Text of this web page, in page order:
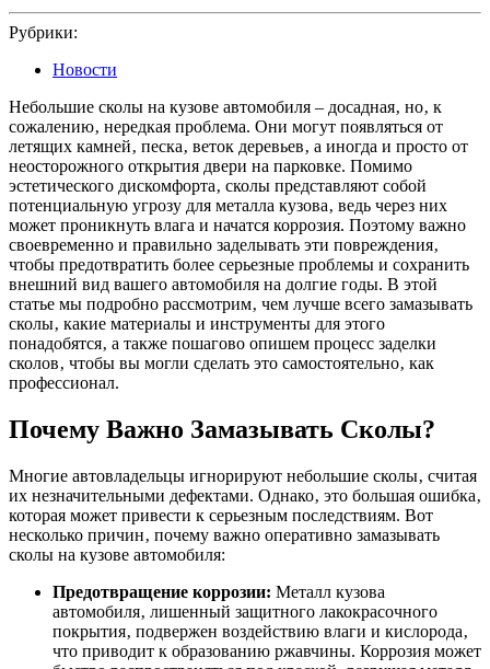
2025
Рубрики:
Новости
Небольшие сколы на кузове автомобиля – досадная‚ но‚ к
сожалению‚ нередкая проблема. Они могут появляться от
летящих камней‚ песка‚ веток деревьев‚ а иногда и просто от
неосторожного открытия двери на парковке. Помимо
эстетического дискомфорта‚ сколы представляют собой
потенциальную угрозу для металла кузова‚ ведь через них
может проникнуть влага и начатся коррозия. Поэтому важно
своевременно и правильно заделывать эти повреждения‚
чтобы предотвратить более серьезные проблемы и сохранить
внешний вид вашего автомобиля на долгие годы. В этой
статье мы подробно рассмотрим‚ чем лучше всего замазывать
сколы‚ какие материалы и инструменты для этого
понадобятся‚ а также пошагово опишем процесс заделки
сколов‚ чтобы вы могли сделать это самостоятельно‚ как
профессионал.
Почему Важно Замазывать Сколы?
Многие автовладельцы игнорируют небольшие сколы‚ считая
их незначительными дефектами. Однако‚ это большая ошибка‚
которая может привести к серьезным последствиям. Вот
несколько причин‚ почему важно оперативно замазывать
сколы на кузове автомобиля:
Предотвращение коррозии: Металл кузова
автомобиля‚ лишенный защитного лакокрасочного
покрытия‚ подвержен воздействию влаги и кислорода‚
что приводит к образованию ржавчины. Коррозия может